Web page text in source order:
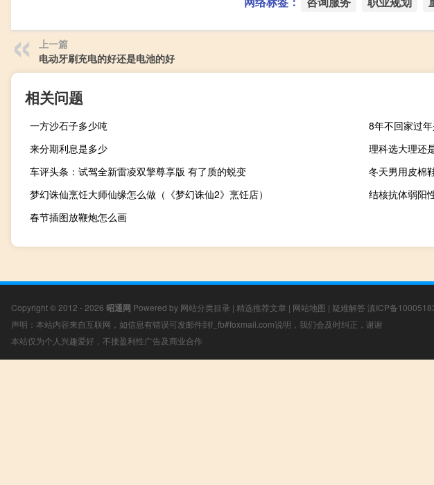
上一篇
电动牙刷充电的好还是电池的好
相关问题
一方沙石子多少吨
8年不回家过
来分期利息是多少
理科选大理还
车评头条：试驾全新雷凌双擎尊享版 有了质的蜕变
冬天男用皮棉
梦幻诛仙烹饪大师仙缘怎么做（《梦幻诛仙2》烹饪店）
结核抗体弱阳
春节插图放鞭炮怎么画
Copyright © 2012 - 2026 昭通网 Powered by 网站分类目录 | 精选推荐文章 | 网站地图 | 疑难解答 滇ICP备
声明：本站内容来自互联网，如信息有错误可发邮件到f_fb#foxmail.com说明，我们会及时纠正，谢谢
本站仅为个人兴趣爱好，不接盈利性广告及商业合作